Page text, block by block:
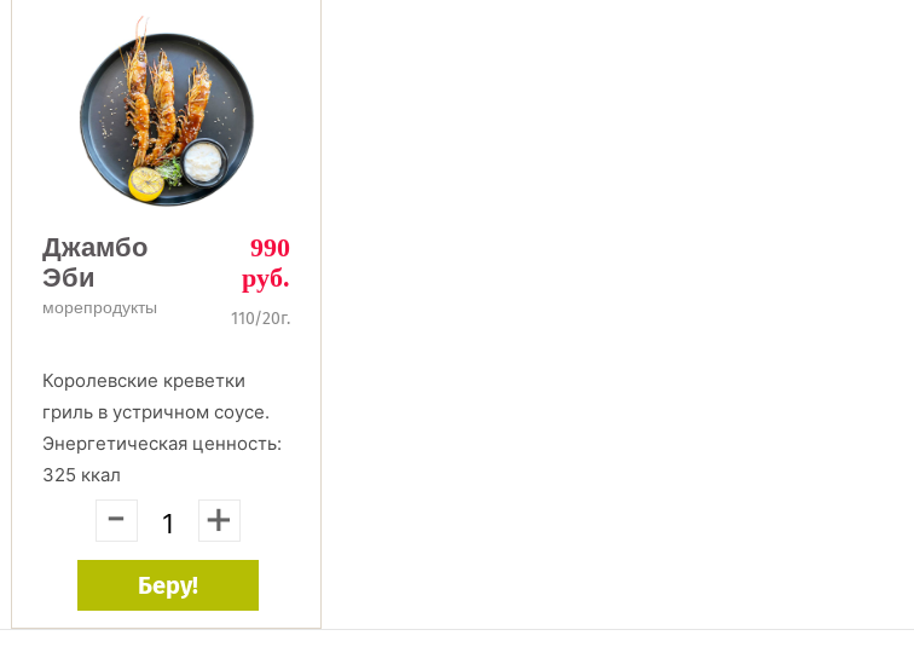
Джамбо
Эби
морепродукты
990
руб.
110/20г.
Королевские креветки
гриль в устричном соусе.
Энергетическая ценность:
325 ккал
- +
Беру!